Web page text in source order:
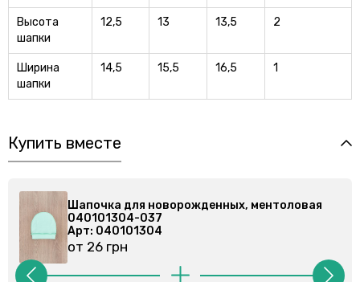
Высота
шапки
12,5 13 13,5 2
Ширина
шапки
14,5 15,5 16,5 1
Купить вместе
Шапочка для новорожденных,
040101304-037
Арт: 040101304